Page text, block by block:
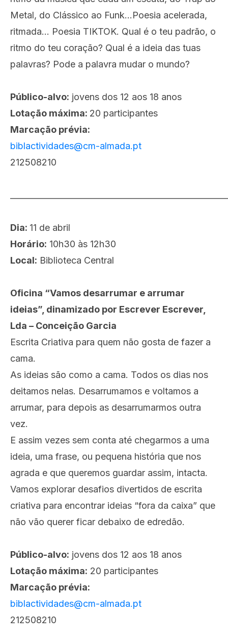
Metal, do Clássico ao Funk...Poesia acelerada,
ritmada… Poesia TIKTOK. Qual é o teu padrão, o
ritmo do teu coração? Qual é a ideia das tuas
palavras? Pode a palavra mudar o mundo?
Público-alvo: jovens dos 12 aos 18 anos
Lotação máxima: 20 participantes
Marcação prévia:
biblactividades@cm-almada.pt
212508210
Dia: 11 de abril
Horário: 10h30 às 12h30
Local: Biblioteca Central
Oficina “Vamos desarrumar e arrumar
ideias”, dinamizado por Escrever Escrever,
Lda – Conceição Garcia
Escrita Criativa para quem não gosta de fazer a
cama.
As ideias são como a cama. Todos os dias nos
deitamos nelas. Desarrumamos e voltamos a
arrumar, para depois as desarrumarmos outra
vez.
E assim vezes sem conta até chegarmos a uma
ideia, uma frase, ou pequena história que nos
agrada e que queremos guardar assim, intacta.
Vamos explorar desafios divertidos de escrita
criativa para encontrar ideias “fora da caixa” que
não vão querer ficar debaixo de edredão.
Público-alvo: jovens dos 12 aos 18 anos
Lotação máxima: 20 participantes
Marcação prévia:
biblactividades@cm-almada.pt
212508210